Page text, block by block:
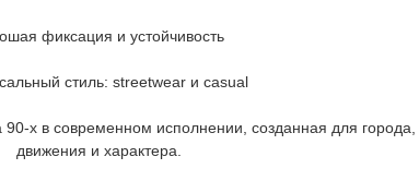
фиксация и устойчивость
стиль: streetwear и casual
х в современном исполнении, созданная для города,
движения и характера.